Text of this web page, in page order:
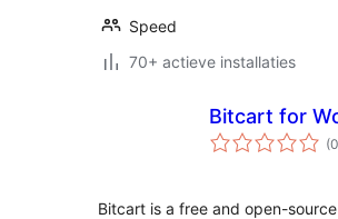
Speed
70+ actieve installaties
Bitcart for
(0
Bitcart is a free and open-